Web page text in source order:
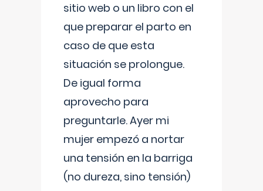
sitio web o un libro con el
que preparar el parto en
caso de que esta
situación se prolongue.
De igual forma
aprovecho para
preguntarle. Ayer mi
mujer empezó a nortar
una tensión en la barriga
(no dureza, sino tensión)